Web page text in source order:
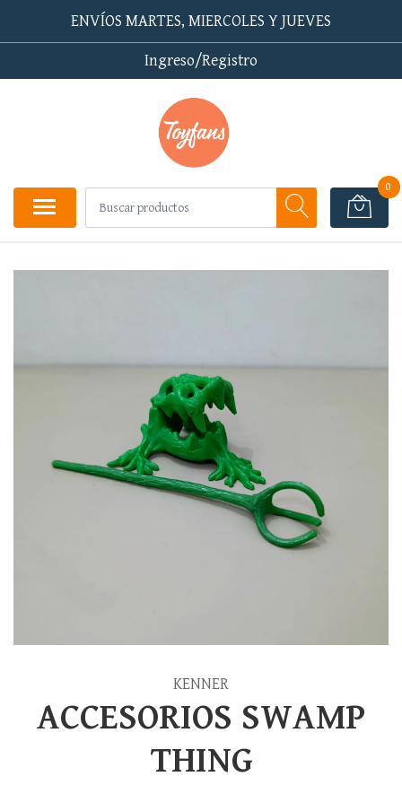
ENVÍOS MARTES, MIERCOLES Y JUEVES
Ingreso/Registro
0
KENNER
ACCESORIOS SWAMP
THING